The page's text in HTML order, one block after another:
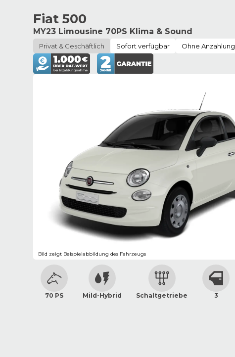
Fiat 500
MY23 Limousine 70PS Klima & Sound
Privat & Geschäftlich Sofort verfügbar Ohne Anzahlung
Bild zeigt Beispielabbildung des Fahrzeugs
70 PS Mild-Hybrid Schaltgetriebe 3